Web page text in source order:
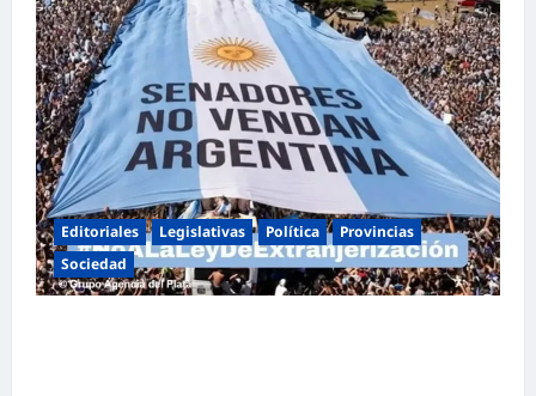
Editoriales Legislativas Política
Provincias
Sociedad